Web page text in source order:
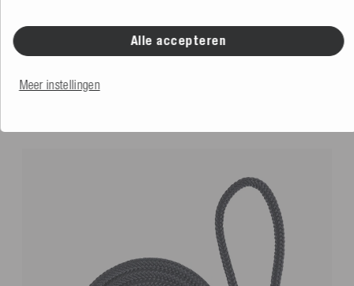
€ 34,99
Alle accepteren
Meer instellingen